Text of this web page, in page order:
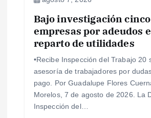
Bajo investigación cinco
empresas por adeudos
reparto de utilidades
•Recibe Inspección del Trabajo 20
asesoría de trabajadores por
pago. Por Guadalupe Flores
Morelos, 7 de agosto de 2026. La
Inspección del…